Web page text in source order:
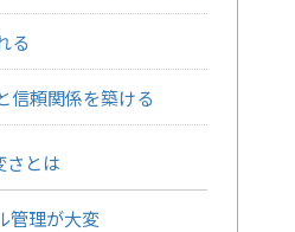
る
信頼関係を築ける
とは
管理が大変